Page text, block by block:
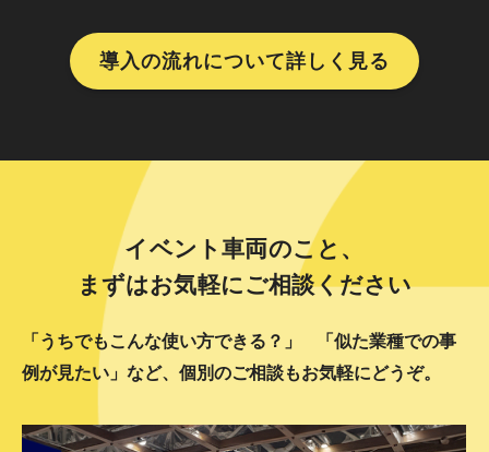
導入の流れについて詳しく見る
イベント車両のこと、
まずはお気軽にご相談ください
「うちでもこんな使い方できる？」
「似た業種での事
例が見たい」など、個別のご相談もお気軽にどうぞ。